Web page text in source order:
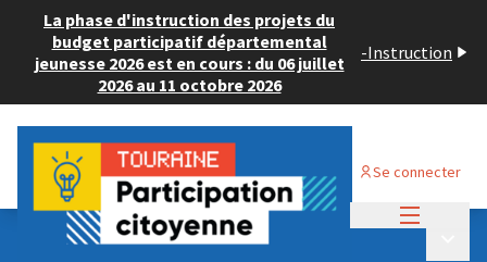
La phase d'instruction des projets du
budget participatif départemental
jeunesse 2026 est en cours : du 06 juillet
2026 au 11 octobre 2026
-Instruction
Se connecter
Budget Participatif JEUNESSE 2024
💡 Consulter les projets déposés